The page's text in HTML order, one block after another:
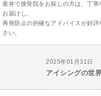
垂井で接骨院をお探しの方は、丁
お届けし、
再発防止の的確なアドバイスが好
さい。
2025年01月31日
アイシングの世